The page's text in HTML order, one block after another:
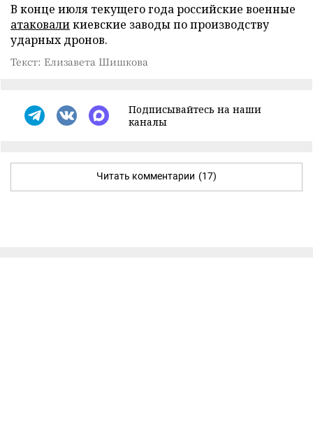
В конце июля текущего года российские военные
атаковаликиевские заводы по производству
ударных дронов.
Текст: Елизавета Шишкова
Подписывайтесь на наши
каналы
Читать комментарии (17)